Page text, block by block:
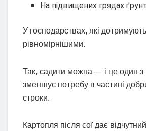
На підвищених грядах
У господарствах, які
рівномірнішими.
Так, садити можна — і це один з
зменшує потребу в частині
строки.
Картопля після сої дає